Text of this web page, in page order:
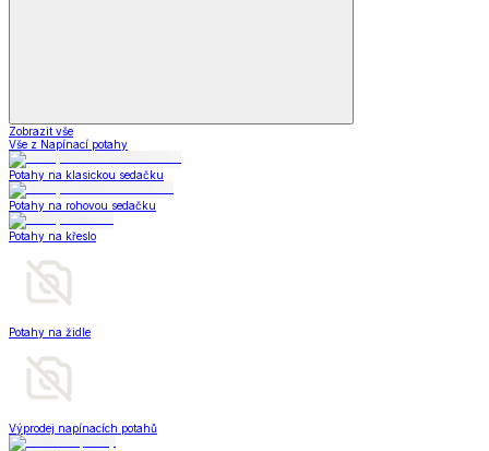
Zobrazit vše
Vše z Napínací potahy
Potahy na klasickou sedačku
Potahy na rohovou sedačku
Potahy na křeslo
Potahy na židle
Výprodej napínacích potahů